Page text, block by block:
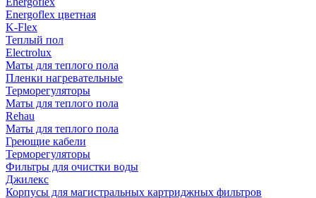
Energoflex цветная
K-Flex
Теплый пол
Electrolux
Маты для теплого пола
Пленки нагревательные
Терморегуляторы
Маты для теплого пола
Rehau
Маты для теплого пола
Греющие кабели
Терморегуляторы
Фильтры для очистки воды
Джилекс
Корпусы для магистральных картриджных фильтров